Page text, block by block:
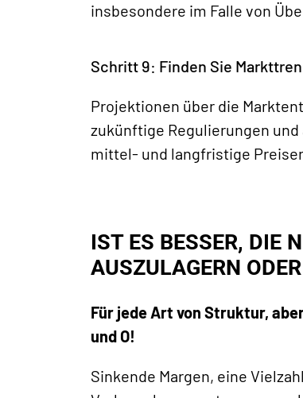
insbesondere im Falle von
Schritt 9: Finden Sie
Projektionen über die
zukünftige Regulierungen
mittel- und langfristige
IST ES BESSER, DIE
AUSZULAGERN
Für jede Art von Struktur,
und O!
Sinkende Margen, eine